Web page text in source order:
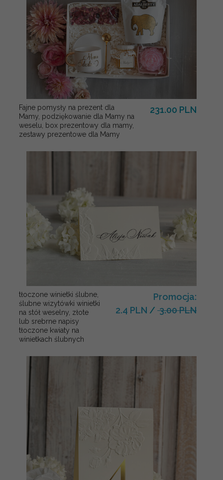
Fajne pomysły na prezent dla
Mamy, podziękowanie dla Mamy na
weselu, box prezentowy dla mamy,
zestawy prezentowe dla Mamy
231.00 PLN
tłoczone winietki ślubne,
ślubne wizytówki winietki
na stół weselny, złote
lub srebrne napisy
tłoczone kwiaty na
winietkach ślubnych
Promocja:
2.4 PLN / 3.00 PLN